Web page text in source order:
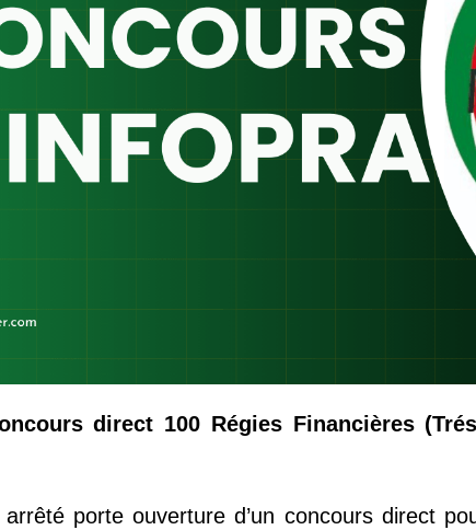
direct 100 Régies Financières
porte ouverture d’un concours direct